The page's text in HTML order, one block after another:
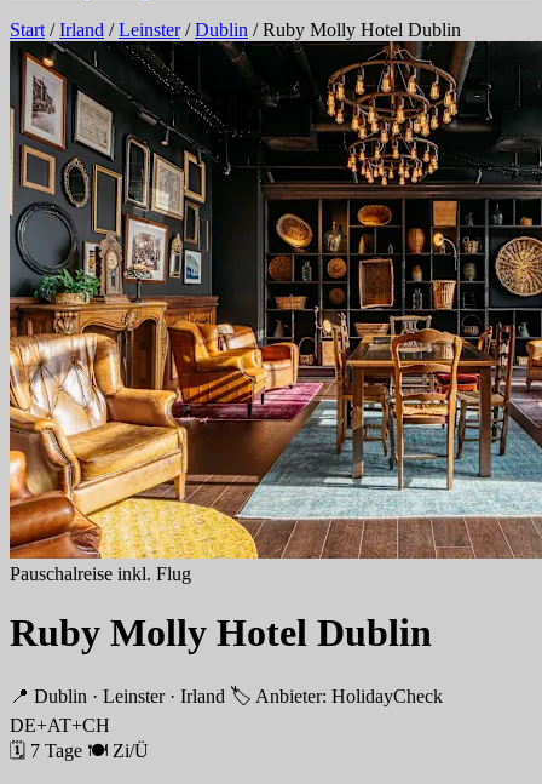
Start /Irland /Leinster/Dublin /Ruby Molly Hotel Dublin
Pauschalreise inkl. Flug
Ruby Molly Hotel Dublin
📍 Dublin · Leinster · Irland 🏷 Anbieter: HolidayCheck
DE+AT+CH
🗓 7 Tage 🍽 Zi/Ü